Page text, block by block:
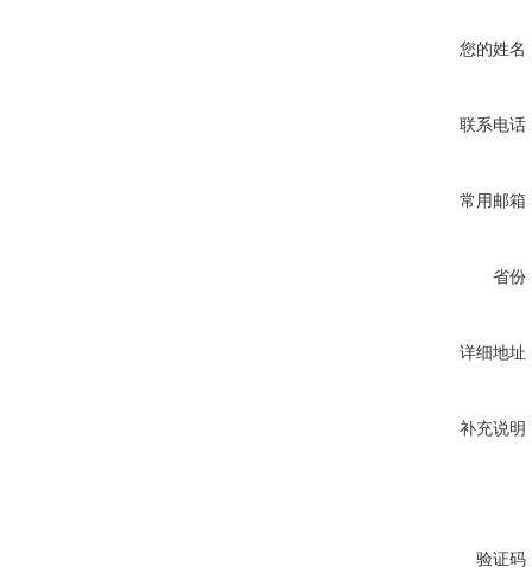
您的姓名
联系电话
常用邮箱
省份
详细地址
补充说明
验证码